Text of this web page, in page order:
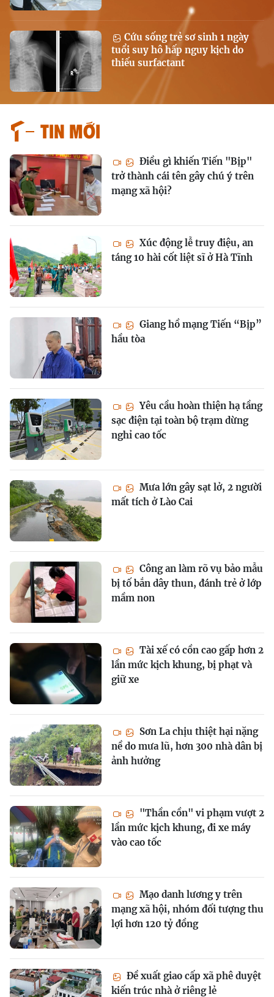
Cứu sống trẻ sơ sinh 1 ngày
tuổi suy hô hấp nguy kịch do
thiếu surfactant
Tin mới
Điều gì khiến Tiến "Bịp"
trở thành cái tên gây chú ý trên
mạng xã hội?
Xúc động lễ truy điệu, an
táng 10 hài cốt liệt sĩ ở Hà Tĩnh
Giang hồ mạng Tiến “Bịp”
hầu tòa
Yêu cầu hoàn thiện hạ tầng
sạc điện tại toàn bộ trạm dừng
nghỉ cao tốc
Mưa lớn gây sạt lở, 2 người
mất tích ở Lào Cai
Công an làm rõ vụ bảo mẫu
bị tố bắn dây thun, đánh trẻ ở lớp
mầm non
Tài xế có cồn cao gấp hơn 2
lần mức kịch khung, bị phạt và
giữ xe
Sơn La chịu thiệt hại nặng
nề do mưa lũ, hơn 300 nhà dân bị
ảnh hưởng
"Thần cồn" vi phạm vượt 2
lần mức kịch khung, đi xe máy
vào cao tốc
Mạo danh lương y trên
mạng xã hội, nhóm đối tượng thu
lợi hơn 120 tỷ đồng
Đề xuất giao cấp xã phê duyệt
kiến trúc nhà ở riêng lẻ